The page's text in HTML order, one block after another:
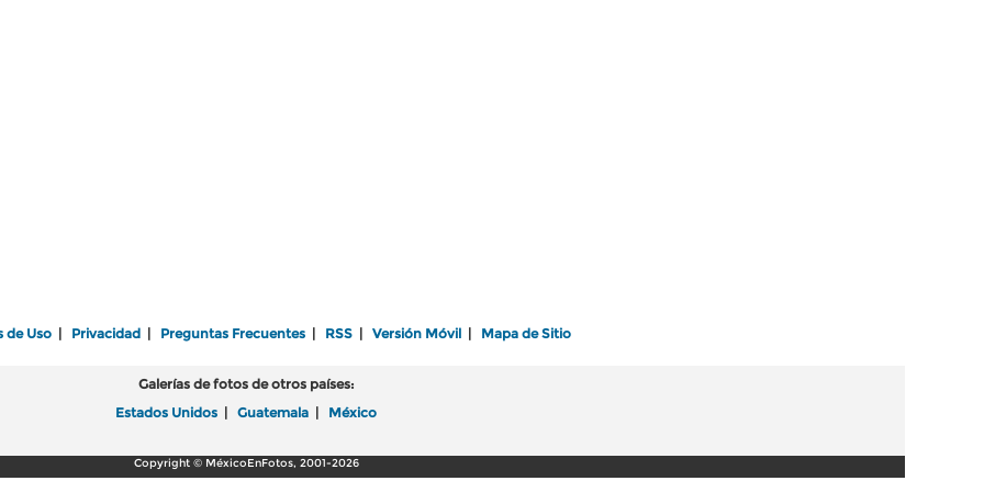
de Uso Privacidad Preguntas Frecuentes RSS Versión Móvil Mapa de Sitio
Galerías de fotos de otros países:
Estados Unidos
Guatemala México
Copyright © MéxicoEnFotos, 2001-2026